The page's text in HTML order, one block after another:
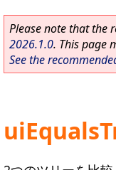
Please note that the
2026.1.0. This page
See the